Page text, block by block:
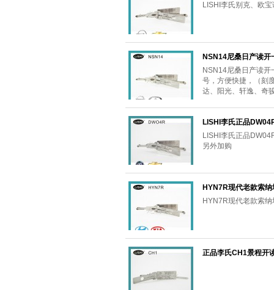
LISHI李氏别克、欧
NSN14尼桑日产读
NSN14尼桑日产读
号，方便快捷，（刻
达、阳光、轩逸、奇
LISHI李氏正品
LISHI李氏正品
另外加购
HYN7R现代老款索
HYN7R现代老款索
正品李氏CH1景程开